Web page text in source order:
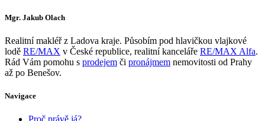
Mgr. Jakub Olach
Realitní makléř z Ladova kraje. Působím pod hlavičkou vlajkové
lodě RE/MAX v České republice, realitní kanceláře RE/MAX Alfa.
Rád Vám pomohu s prodejem či pronájmem nemovitosti od Prahy
až po Benešov.
Navigace